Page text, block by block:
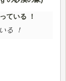
る ！